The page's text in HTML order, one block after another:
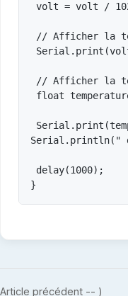
volt = volt /
// Afficher la
// Afficher la
float
Serial.println("
Article précédent -- )